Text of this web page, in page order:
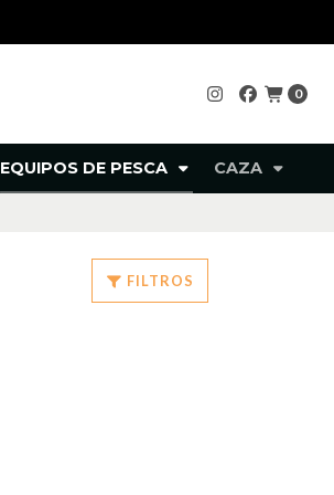
0
EQUIPOS DE PESCA CAZA
FILTROS